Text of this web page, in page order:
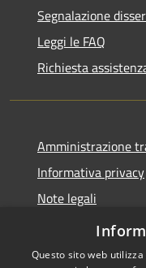
Segnalazione
Leggi le FAQ
Richiesta
Amministrazione
Informativa privacy
Note legali
Dichiarazione di
Questo sito web